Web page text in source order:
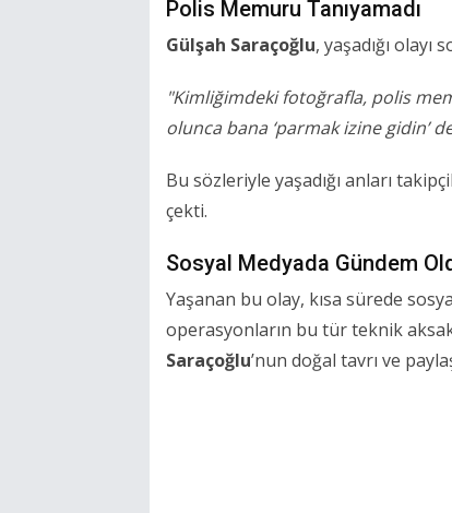
Polis Memuru Tanıyamadı
Gülşah Saraçoğlu, yaşadığı olayı
"Kimliğimdeki fotoğrafla, polis
olunca bana ‘parmak izine gidin’
Bu sözleriyle yaşadığı anları
çekti.
Sosyal Medyada Gündem
Yaşanan bu olay, kısa sürede
operasyonların bu tür teknik
Saraçoğlu’nun doğal tavrı ve